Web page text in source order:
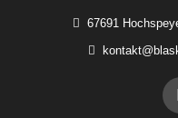
67691